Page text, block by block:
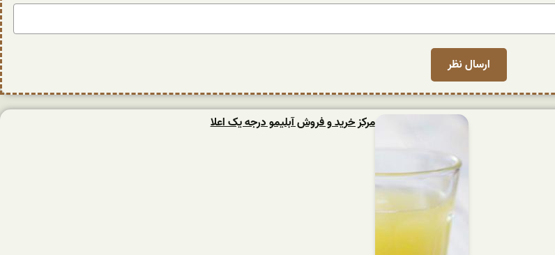
مرکز خرید و فروش آبلیمو درجه یک اعلا